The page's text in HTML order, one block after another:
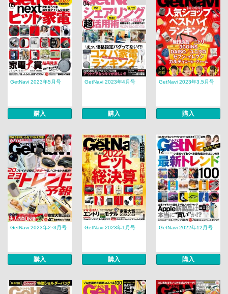
GetNavi 2023年5月号
購入
GetNavi 2023年4月号
購入
GetNavi 2023年3.5月号
購入
GetNavi 2023年2･3月号
購入
GetNavi 2023年1月号
購入
GetNavi 2022年12月号
購入